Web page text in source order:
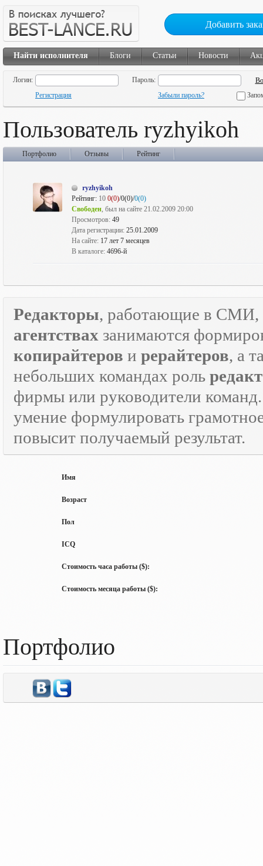
Добавить
Найти исполнителя Блоги Статьи Новости
Логин:
Пароль:
Регистрация
Забыли пароль?
Пользователь ryzhyikoh
Портфолио Отзывы Рейтинг
ryzhyikoh
Рейтинг: 10 0(0)/0(0)/0(0)
Свободен, был на сайте 21.02.2009 20:00
Просмотров: 49
Дата регистрации: 25.01.2009
На сайте: 17 лет 7 месяцев
В каталоге: 4696-й
Редакторы, работающие в СМИ,
агентствах занимаются
копирайтеров и рерайтеров, а
небольших командах роль
фирмы или руководители
умение формулировать
повысит получаемый результат.
Имя
Возраст
Пол
ICQ
Стоимость часа работы ($):
Стоимость месяца работы ($):
Портфолио